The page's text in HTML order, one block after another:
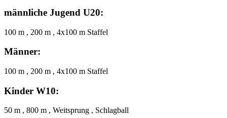
männliche Jugend U20:
100 m , 200 m , 4x100 m Staffel
Männer:
100 m , 200 m , 4x100 m Staffel
Kinder W10:
50 m , 800 m , Weitsprung , Schlagball